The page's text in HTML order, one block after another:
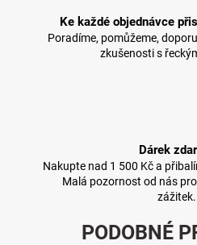
Ke každé objednávce
Poradíme, pomůžeme,
zkušenosti s
Dárek
Nakupte nad 1 500 Kč a
Malá pozornost od nás
zážitek.
PODOBNÉ